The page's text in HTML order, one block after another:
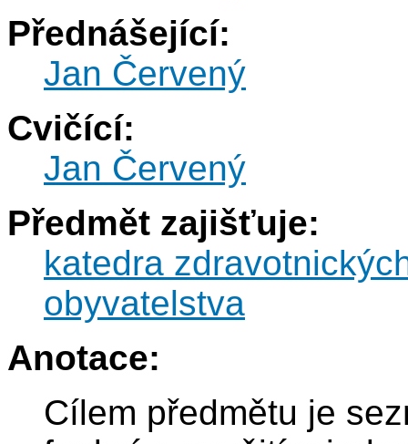
Přednášející:
Jan Červený
Cvičící:
Jan Červený
Předmět zajišťuje:
katedra
obyvatelstva
Anotace:
Cílem předmětu je